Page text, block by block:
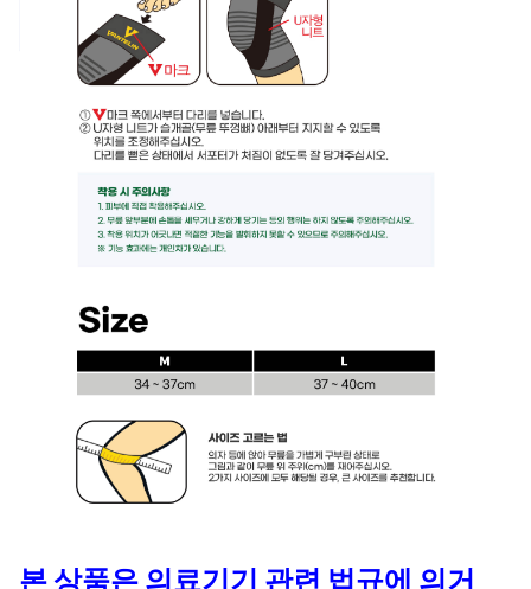
본 상품은 의료기기 관련 법규에 의거